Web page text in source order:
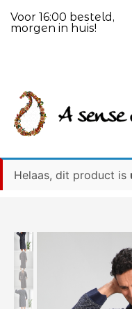
Voor 16:00 besteld,
morgen in huis!
Helaas, dit product is